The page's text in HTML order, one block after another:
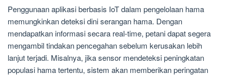
Penggunaan aplikasi berbasis IoT dalam pengelolaan hama
memungkinkan deteksi dini serangan hama. Dengan
mendapatkan informasi secara real-time, petani dapat segera
mengambil tindakan pencegahan sebelum kerusakan lebih
lanjut terjadi. Misalnya, jika sensor mendeteksi peningkatan
populasi hama tertentu, sistem akan memberikan peringatan